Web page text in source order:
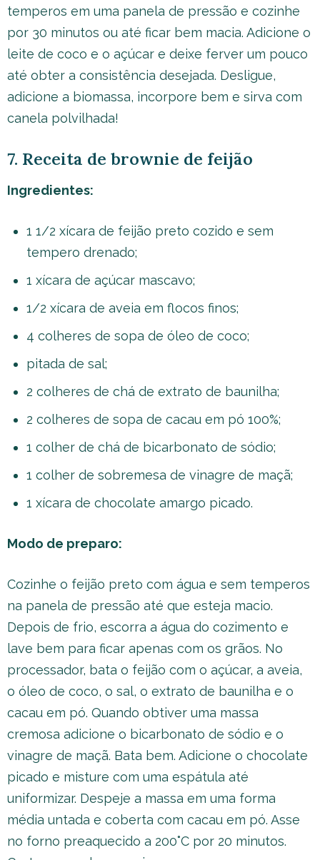
temperos em uma panela de pressão e cozinhe
por 30 minutos ou até ficar bem macia. Adicione o
leite de coco e o açúcar e deixe ferver um pouco
até obter a consistência desejada. Desligue,
adicione a biomassa, incorpore bem e sirva com
canela polvilhada!
7. Receita de brownie de feijão
Ingredientes:
1 1/2 xícara de feijão preto cozido e sem
tempero drenado;
1 xícara de açúcar mascavo;
1/2 xícara de aveia em flocos finos;
4 colheres de sopa de óleo de coco;
pitada de sal;
2 colheres de chá de extrato de baunilha;
2 colheres de sopa de cacau em pó 100%;
1 colher de chá de bicarbonato de sódio;
1 colher de sobremesa de vinagre de maçã;
1 xícara de chocolate amargo picado.
Modo de preparo:
Cozinhe o feijão preto com água e sem temperos
na panela de pressão até que esteja macio.
Depois de frio, escorra a água do cozimento e
lave bem para ficar apenas com os grãos. No
processador, bata o feijão com o açúcar, a aveia,
o óleo de coco, o sal, o extrato de baunilha e o
cacau em pó. Quando obtiver uma massa
cremosa adicione o bicarbonato de sódio e o
vinagre de maçã. Bata bem. Adicione o chocolate
picado e misture com uma espátula até
uniformizar. Despeje a massa em uma forma
média untada e coberta com cacau em pó. Asse
no forno preaquecido a 200˚C por 20 minutos.